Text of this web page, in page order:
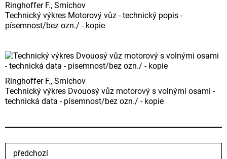
Ringhoffer F., Smíchov
Technický výkres Motorový vůz - technický popis -
písemnost/bez ozn./ - kopie
Ringhoffer F., Smíchov
Technický výkres Dvouosý vůz motorový s volnými osami -
technická data - písemnost/bez ozn./ - kopie
předchozí